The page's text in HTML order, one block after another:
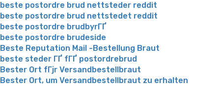
beste postordre brud nettsteder reddit
beste postordre brud nettstedet reddit
beste postordre brudbyrГҐ
beste postordre brudeside
Beste Reputation Mail -Bestellung Braut
beste steder ГҐ fГҐ postordrebrud
Bester Ort fГјr Versandbestellbraut
Bester Ort, um Versandbestellbraut zu erhalten